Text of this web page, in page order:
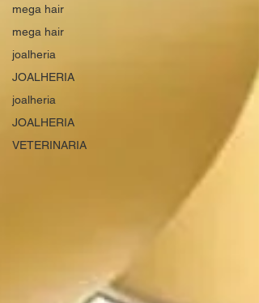
mega hair
mega hair
joalheria
JOALHERIA
joalheria
JOALHERIA
VETERINARIA